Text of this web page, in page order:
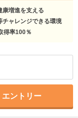
康増進を支える
チャレンジできる環境
得率100％
エントリー